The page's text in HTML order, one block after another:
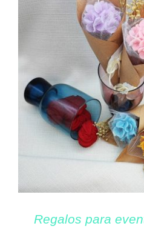
Regalos para